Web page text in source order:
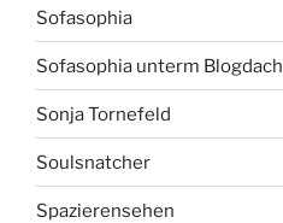
Sofasophia
Sofasophia unterm Blogdach
Sonja Tornefeld
Soulsnatcher
Spazierensehen